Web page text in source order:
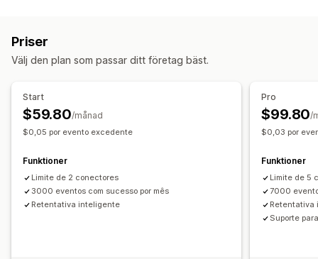
Betalningsstatus
Orderhantering
API:er Synkronisera data automatiskt
Priser
Välj den plan som passar ditt företag bäst.
Start
$59.80/månad
$0,05 por evento excedente
Funktioner
Limite de 2 conectores
3000 eventos com sucesso por mês
Retentativa inteligente
Pro
$99.80/
$0,03 por
Funktioner
Limite de 5
7000
Retentativa
Suporte